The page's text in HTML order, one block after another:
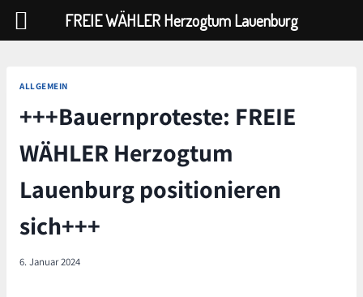
springen
ALLGEMEIN
+++Bauernproteste: FREIE
WÄHLER Herzogtum
Lauenburg positionieren
sich+++
6. Januar 2024
FREIE WÄHLER Herzogtum Lauenburg